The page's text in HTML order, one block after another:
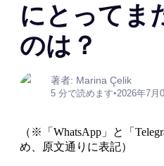
にとってま
のは？
著者: Marina Çelik
5 分で読めます•2026年7月
（※「WhatsApp」と「
め、原文通りに表記）